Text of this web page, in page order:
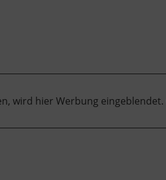
wird hier Werbung eingeblendet.